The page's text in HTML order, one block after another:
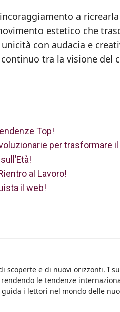
a
estetico che
con audacia e
tra la visione del
Top!
per trasformare
al Lavoro!
il web!
scoperte e di nuovi orizzonti. I
le tendenze
i lettori nel mondo delle